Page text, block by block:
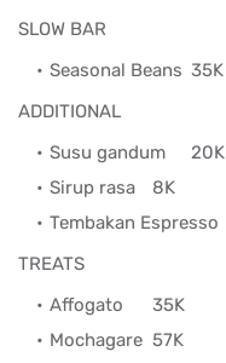
SLOW BAR
Seasonal Beans 35K
ADDITIONAL
Susu gandum
20K
Sirup rasa
8K
Tembakan Espresso
TREATS
Affogato
35K
Mochagare 57K